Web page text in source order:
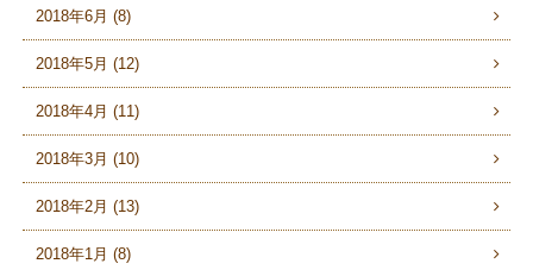
2018年6月 (8)
2018年5月 (12)
2018年4月 (11)
2018年3月 (10)
2018年2月 (13)
2018年1月 (8)